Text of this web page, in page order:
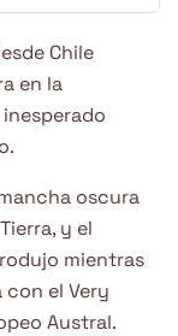
Chile
en la
oscura
y el
mientras
el Very
Austral.